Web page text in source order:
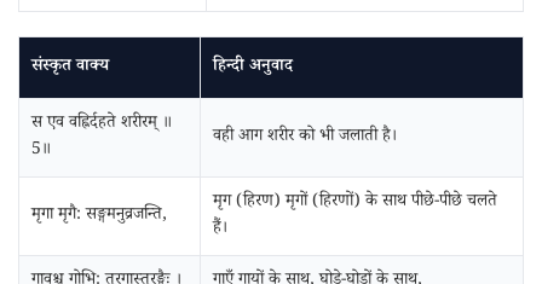
संस्कृत वाक्य हिन्दी अनुवाद
स एव वह्निर्दहते शरीरम्‌ ॥
5॥
वही आग शरीर को भी जलाती है।
मृगा मृगै: सङ्गमनुव्रजन्ति,
मृग (हिरण) मृगों (हिरणों) के साथ पीछे-पीछे चलते
हैं।